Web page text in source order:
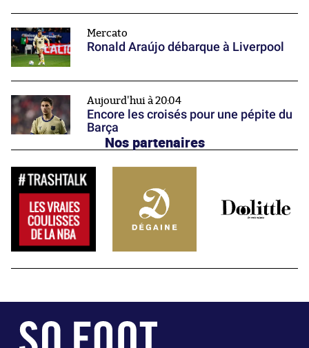
Mercato
Ronald Araújo débarque à Liverpool
Aujourd'hui à 20:04
Encore les croisés pour une pépite du
Barça
Nos partenaires